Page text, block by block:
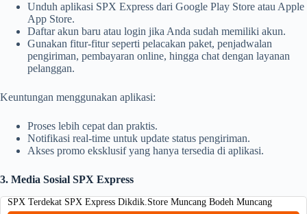
Unduh aplikasi SPX Express dari Google Play Store atau Apple
App Store.
Daftar akun baru atau login jika Anda sudah memiliki akun.
Gunakan fitur-fitur seperti pelacakan paket, penjadwalan
pengiriman, pembayaran online, hingga chat dengan layanan
pelanggan.
Keuntungan menggunakan aplikasi:
Proses lebih cepat dan praktis.
Notifikasi real-time untuk update status pengiriman.
Akses promo eksklusif yang hanya tersedia di aplikasi.
3. Media Sosial SPX Express
SPX Terdekat SPX Express Dikdik.Store Muncang Bodeh Muncang